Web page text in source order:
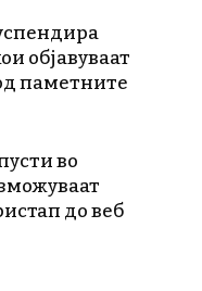
објавуваат
паметните
во
до веб